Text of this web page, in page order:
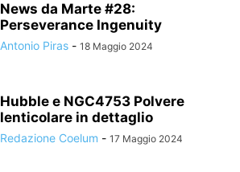
News da Marte #28:
Perseverance Ingenuity
Antonio Piras - 18 Maggio 2024
Hubble e NGC4753 Polvere
lenticolare in dettaglio
Redazione Coelum - 17 Maggio 2024